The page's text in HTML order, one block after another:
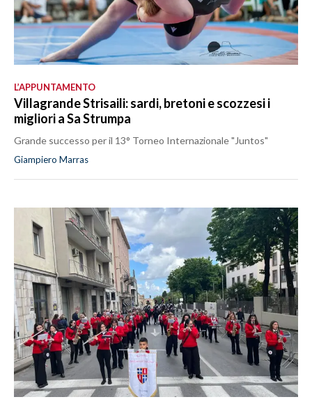
L’APPUNTAMENTO
Villagrande Strisaili: sardi, bretoni e scozzesi i
migliori a Sa Strumpa
Grande successo per il 13° Torneo Internazionale "Juntos"
Giampiero Marras